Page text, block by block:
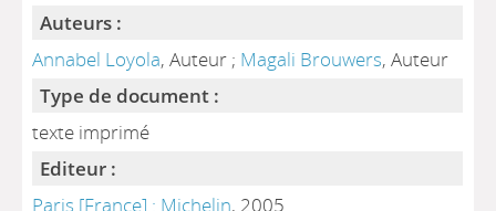
Auteurs :
Annabel Loyola, Auteur ; Magali Brouwers, Auteur
Type de document :
texte imprimé
Editeur :
Paris [France] : Michelin, 2005